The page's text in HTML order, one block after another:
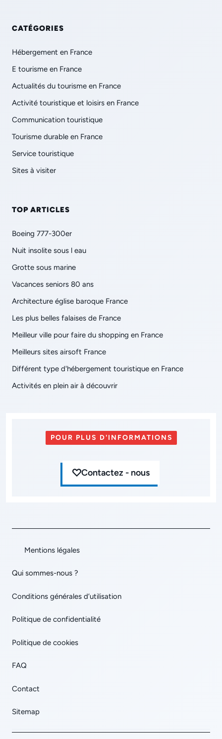
CATÉGORIES
Hébergement en France
E tourisme en France
Actualités du tourisme en France
Activité touristique et loisirs en France
Communication touristique
Tourisme durable en France
Service touristique
Sites à visiter
TOP ARTICLES
Boeing 777-300er
Nuit insolite sous l eau
Grotte sous marine
Vacances seniors 80 ans
Architecture église baroque France
Les plus belles falaises de France
Meilleur ville pour faire du shopping en France
Meilleurs sites airsoft France
Différent type d'hébergement touristique en France
Activités en plein air à découvrir
POUR PLUS D'INFORMATIONS
Contactez - nous
Mentions légales
Qui sommes-nous ?
Conditions générales d’utilisation
Politique de confidentialité
Politique de cookies
FAQ
Contact
Sitemap